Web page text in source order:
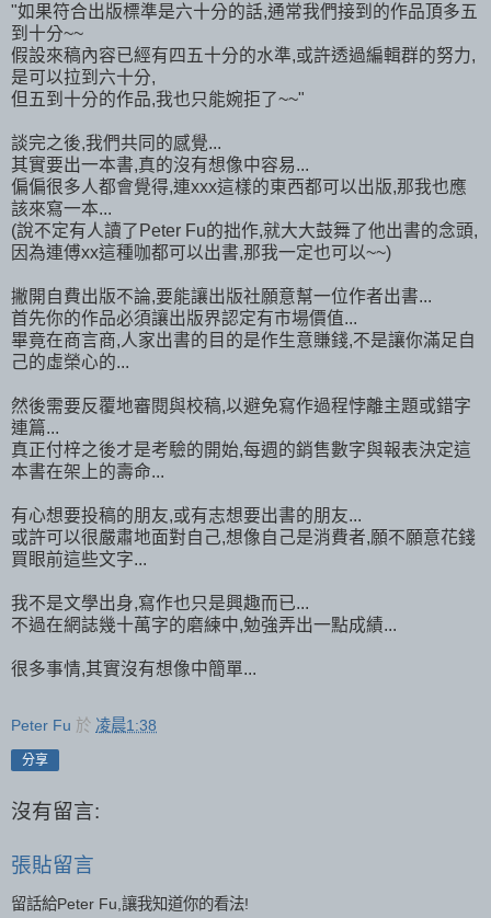
"如果符合出版標準是六十分的話,通常我們接到的作品頂多五
到十分~~
假設來稿內容已經有四五十分的水準,或許透過編輯群的努力,
是可以拉到六十分,
但五到十分的作品,我也只能婉拒了~~"
談完之後,我們共同的感覺...
其實要出一本書,真的沒有想像中容易...
偏偏很多人都會覺得,連xxx這樣的東西都可以出版,那我也應
該來寫一本...
(說不定有人讀了Peter Fu的拙作,就大大鼓舞了他出書的念頭,
因為連傅xx這種咖都可以出書,那我一定也可以~~)
撇開自費出版不論,要能讓出版社願意幫一位作者出書...
首先你的作品必須讓出版界認定有市場價值...
畢竟在商言商,人家出書的目的是作生意賺錢,不是讓你滿足自
己的虛榮心的...
然後需要反覆地審閱與校稿,以避免寫作過程悖離主題或錯字
連篇...
真正付梓之後才是考驗的開始,每週的銷售數字與報表決定這
本書在架上的壽命...
有心想要投稿的朋友,或有志想要出書的朋友...
或許可以很嚴肅地面對自己,想像自己是消費者,願不願意花錢
買眼前這些文字...
我不是文學出身,寫作也只是興趣而已...
不過在網誌幾十萬字的磨練中,勉強弄出一點成績...
很多事情,其實沒有想像中簡單...
Peter Fu 於 凌晨1:38
分享
沒有留言:
張貼留言
留話給Peter Fu,讓我知道你的看法!